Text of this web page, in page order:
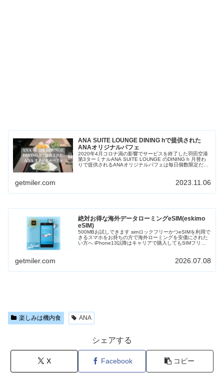
ANA SUITE LOUNGE DINING hで提供された
ANAオリジナルパフェ
2020年4月コロナ渦の影響でサービスを終了した羽田空港
第3ターミナルANA SUITE LOUNGE のDINING h 月替わ
りで提供されるANAオリジナルパフェは毎日個数限定だっ
getmiler.com 2023.11.06
絶対お得な海外データローミングeSIM(eskimo
eSIM)
500MBお試しできます simロックフリーかつeSIMを利用で
きるスマホをお持ちの方で海外ローミングを安価にされた
い方へ iPhone13以降はキャリアで購入してもSIMフリー
getmiler.com 2026.07.08
楽しみは機内食 ANA
シェアする
X Facebook コピー